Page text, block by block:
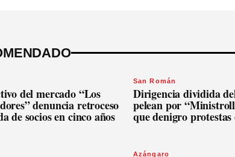
del mercado “Los
denuncia retroceso
de socios en cinco años
San Román
Dirigencia dividida
pelean por
que denigro protestas
Azángaro